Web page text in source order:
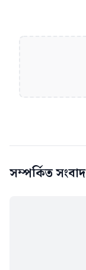
সম্পর্কিত সংবাদ